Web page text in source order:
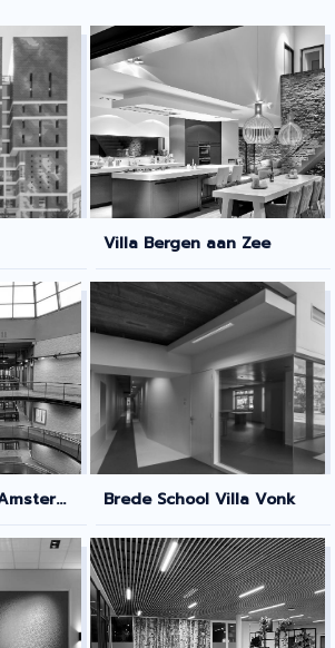
Villa Bergen aan Zee
British School of Amsterdam Brede School Villa Vonk